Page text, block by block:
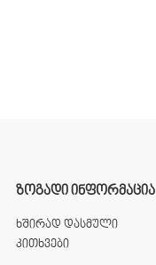
ᲖᲝᲒᲐᲓᲘ ᲘᲜᲤᲝᲠᲛᲐᲪᲘᲐ
ხშირად დასმული
კითხვები